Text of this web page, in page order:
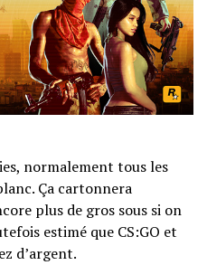
normalement tous les
Ça cartonnera
plus de gros sous si on
estimé que CS:GO et
d’argent.